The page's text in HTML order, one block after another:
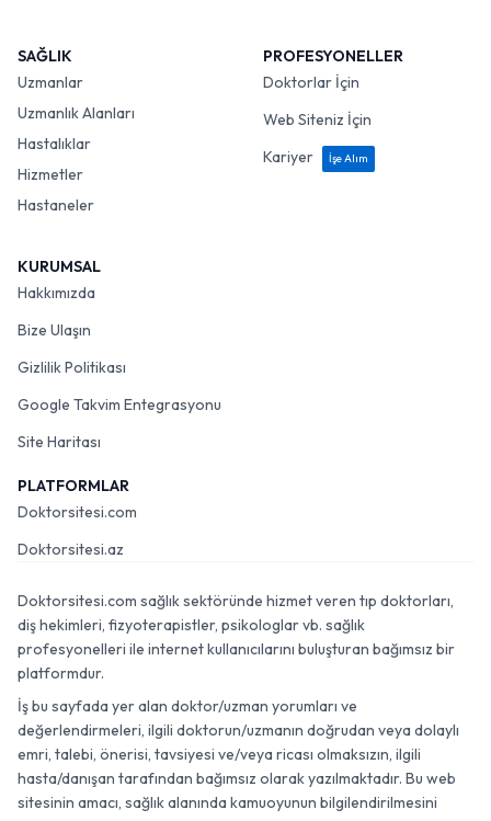
SAĞLIK
Uzmanlar
Uzmanlık Alanları
Hastalıklar
Hizmetler
Hastaneler
PROFESYONELLER
Doktorlar İçin
Web Siteniz İçin
Kariyer
İşe Alım
KURUMSAL
Hakkımızda
Bize Ulaşın
Gizlilik Politikası
Google Takvim Entegrasyonu
Site Haritası
PLATFORMLAR
Doktorsitesi.com
Doktorsitesi.az
Doktorsitesi.com sağlık sektöründe hizmet veren tıp doktorları,
diş hekimleri, fizyoterapistler, psikologlar vb. sağlık
profesyonelleri ile internet kullanıcılarını buluşturan bağımsız bir
platformdur.
İş bu sayfada yer alan doktor/uzman yorumları ve
değerlendirmeleri, ilgili doktorun/uzmanın doğrudan veya dolaylı
emri, talebi, önerisi, tavsiyesi ve/veya ricası olmaksızın, ilgili
hasta/danışan tarafından bağımsız olarak yazılmaktadır. Bu web
sitesinin amacı, sağlık alanında kamuoyunun bilgilendirilmesini